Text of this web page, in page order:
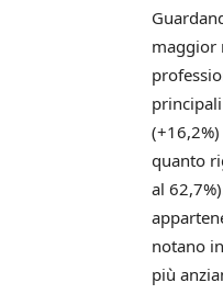
maggior
quanto
al
notano
più